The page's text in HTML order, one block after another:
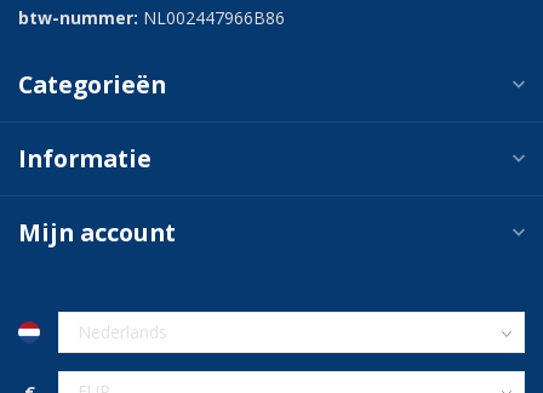
btw-nummer: NL002447966B86
Categorieën
Informatie
Mijn account